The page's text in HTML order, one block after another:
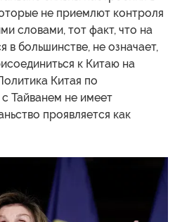
не приемлют контроля
словами, тот факт, что на
в большинстве, не означает,
к Китаю на
Китая по
Тайванем не имеет
проявляется как